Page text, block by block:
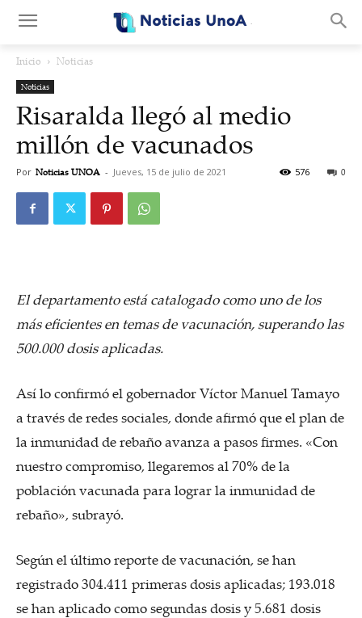
Inicio Noticias
Noticias
Risaralda llegó al medio
millón de vacunados
Por Noticias UNOA - Jueves, 15 de julio de 2021 0
576
El departamento está catalogado como uno de los
más eficientes en temas de vacunación, superando las
500.000 dosis aplicadas.
Así lo confirmó el gobernador Víctor Manuel Tamayo
a través de redes sociales, donde afirmó que el plan de
la inmunidad de rebaño avanza a pasos firmes. «Con
nuestro compromiso, llegaremos al 70% de la
población vacunada para lograr la inmunidad de
rebaño», subrayó.
Según el último reporte de vacunación, se han
registrado 304.411 primeras dosis aplicadas; 193.018
se han aplicado como segundas dosis y 5.681 dosis